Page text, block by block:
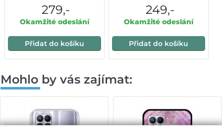
279,-
Okamžité odeslání
Přidat do košíku
249,-
Okamžité odeslání
Přidat do košíku
Mohlo by vás zajímat: